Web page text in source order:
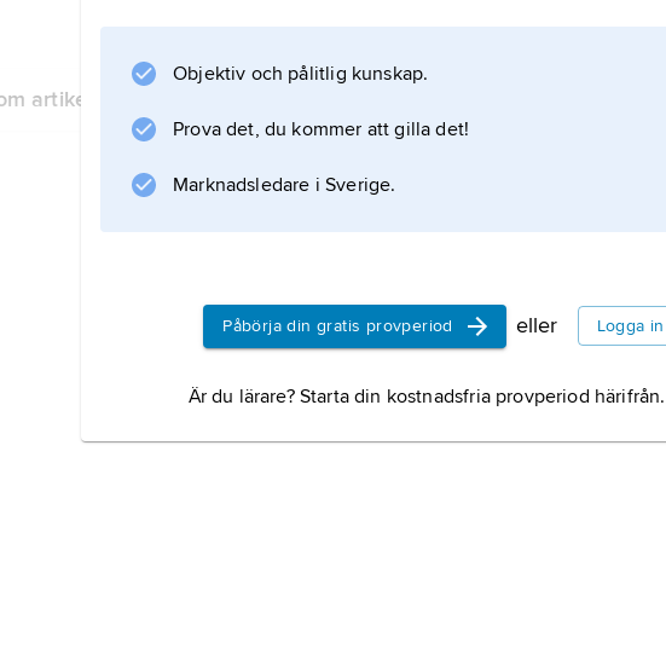
artikeln
Objektiv och pålitlig kunskap.
Prova det, du kommer att gilla det!
Marknadsledare i Sverige.
Påbörja din gratis provperiod eller Logga in
Är du lärare? Starta din kostnadsfria provperiod härifrån.